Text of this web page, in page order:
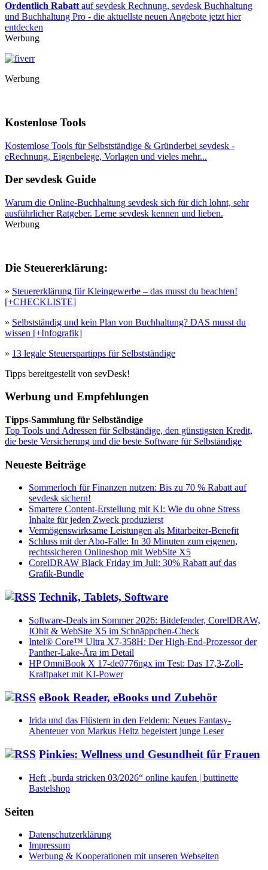
Ordentlich Rabatt auf sevdesk Rechnung, sevdesk Buchhaltung
und Buchhaltung Pro - die aktuellste neuen Angebote jetzt hier
entdecken
Werbung
Werbung
Kostenlose Tools
Kostemlose Tools für Selbstständige & Gründerbei sevdesk -
eRechnung, Eigenbelege, Vorlagen und vieles mehr...
Der sevdesk Guide
Warum die Online-Buchhaltung sevdesk sich für dich lohnt, sehr
ausführlicher Ratgeber. Lerne sevdesk kennen und lieben.
Werbung
Die Steuererklärung:
» Steuererklärung für Kleingewerbe – das musst du beachten!
[+CHECKLISTE]
» Selbstständig und kein Plan von Buchhaltung? DAS musst du
wissen [+Infografik]
» 13 legale Steuerspartipps für Selbstständige
Tipps bereitgestellt von sevDesk!
Werbung und Empfehlungen
Tipps-Sammlung für Selbständige
Top Tools und Adressen für Selbständige, den günstigsten Kredit,
die beste Versicherung und die beste Software für Selbständige
Neueste Beiträge
Sommerloch für Finanzen nutzen: Bis zu 70 % Rabatt auf
sevdesk sichern!
Smartere Content-Erstellung mit KI: Wie du ohne Stress
Inhalte für jeden Zweck produzierst
Vermögenswirksame Leistungen als Mitarbeiter-Benefit
Schluss mit der Abo-Falle: In 30 Minuten zum eigenen,
rechtssicheren Onlineshop mit WebSite X5
CorelDRAW Black Friday im Juli: 30% Rabatt auf das
Grafik-Bundle
Technik, Tablets, Software
Software-Deals im Sommer 2026: Bitdefender, CorelDRAW,
IObit & WebSite X5 im Schnäppchen-Check
Intel® Core™ Ultra X7-358H: Der High-End-Prozessor der
Panther-Lake-Ära im Detail
HP OmniBook X 17-de0776ngx im Test: Das 17,3-Zoll-
Kraftpaket mit KI-Power
eBook Reader, eBooks und Zubehör
Irida und das Flüstern in den Feldern: Neues Fantasy-
Abenteuer von Markus Heitz begeistert junge Leser
Pinkies: Wellness und Gesundheit für Frauen
Heft „burda stricken 03/2026“ online kaufen | buttinette
Bastelshop
Seiten
Datenschutzerklärung
Impressum
Werbung & Kooperationen mit unseren Webseiten